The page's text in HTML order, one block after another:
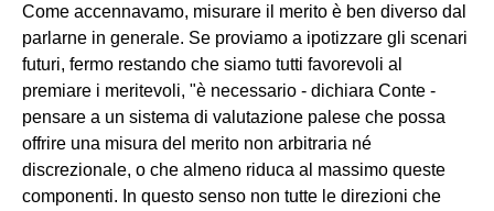
Come accennavamo, misurare il merito è ben diverso dal
parlarne in generale. Se proviamo a ipotizzare gli scenari
futuri, fermo restando che siamo tutti favorevoli al
premiare i meritevoli, "è necessario - dichiara Conte -
pensare a un sistema di valutazione palese che possa
offrire una misura del merito non arbitraria né
discrezionale, o che almeno riduca al massimo queste
componenti. In questo senso non tutte le direzioni che